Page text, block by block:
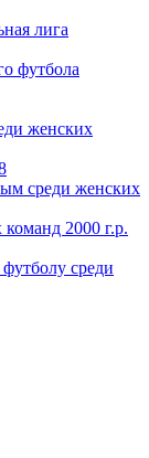
лига
футбола
женских
среди женских
2000 г.р.
среди